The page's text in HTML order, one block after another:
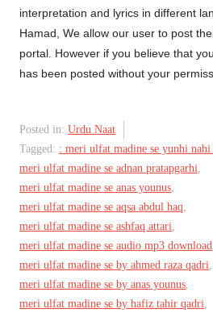
interpretation and lyrics in different
Hamad, We allow our user to post
portal. However if you believe that
has been posted without your
Posted in:Urdu Naat
Tagged: : meri ulfat madine se yunhi nahi
meri ulfat madine se adnan pratapgarhi,
meri ulfat madine se anas younus,
meri ulfat madine se aqsa abdul haq,
meri ulfat madine se ashfaq attari,
meri ulfat madine se audio mp3 download
meri ulfat madine se by ahmed raza qadri,
meri ulfat madine se by anas younus,
meri ulfat madine se by hafiz tahir qadri,